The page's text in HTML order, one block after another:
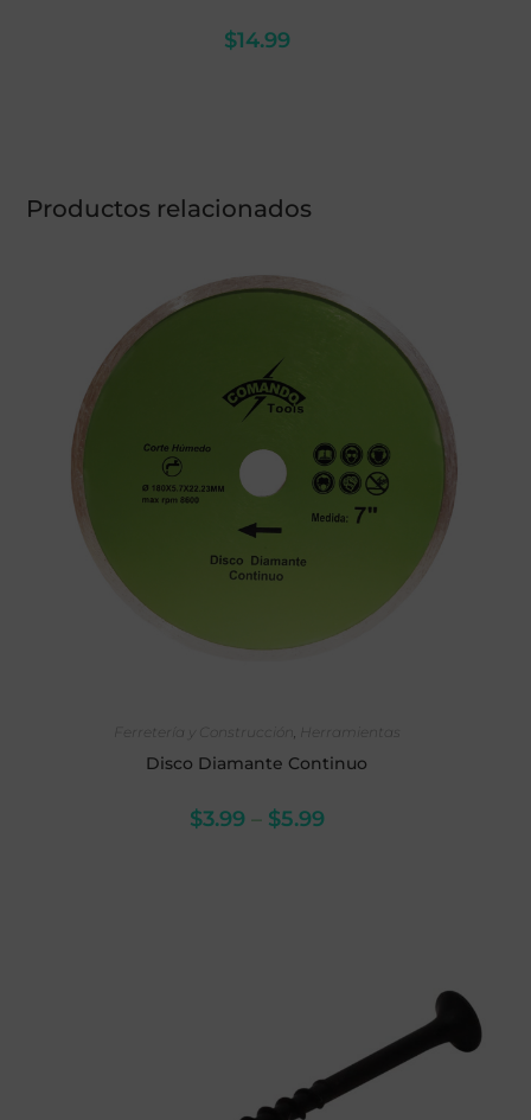
$14.99
Productos relacionados
Ferretería y Construcción , Herramientas
Disco Diamante Continuo
$3.99 – $5.99